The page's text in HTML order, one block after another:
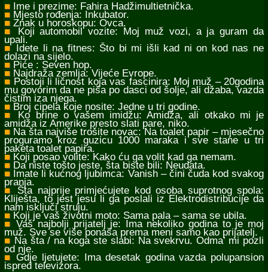
■
Ime i prezime: Fahira Hadžimultietnička.
■ Mjesto rođenja: Inkubator.
■ Znak u horoskopu: Ovca.
■ Koji automobil vozite: Moj muž vozi, a ja guram da
upali.
■ Idete li na fitnes: Što bi mi išli kad ni on kod nas ne
dolazi na sijelo.
■ Piće : Seven hop.
■ Najdraža zemlja: Vijeće Evrope.
■ Postoji li ličnost koja vas fascinira: Moj muž – 20godina
mu govorim da ne piša po dasci od šolje, ali džaba, vazda
čistim iza njega.
■ Broj cipela koje nosite: Jedne u tri godine.
■ Ko brine o vašem imidžu: Amidža, ali otkako mi je
amidža iz Amerike presto slati pare, niko.
■ Na šta najviše trošite novac: Na toalet papir – mjesečno
proguramo kroz guzicu 1000 maraka i sve stane u tri
paketa toalet papira.
■ Koji posao volite: Kako ću ga volit kad ga nemam.
■ Da niste tošto jeste, šta biste bili: Neudata.
■ Imate li kućnog ljubimca: Vanish – čini čuda kod svakog
pranja.
■ Šta najprije primjećujete kod osoba suprotnog spola:
Kliješta, to jest jesu li ga poslali iz Elektrodistribucije da
nam isključi struju.
■ Koji je vaš životni moto: Sama pala – sama se ubila.
■Vaš najbolji prijatelj je: Ima nekoliko godina to je moj
muž. Sve se više ponaša prema meni samo kao prijatelj.
■ Na šta / na koga ste slabi: Na svekrvu. Odma’ mi pozli
od nje.
■Gdje ljetujete: Ima desetak godina vazda polupansion
ispred televizora.